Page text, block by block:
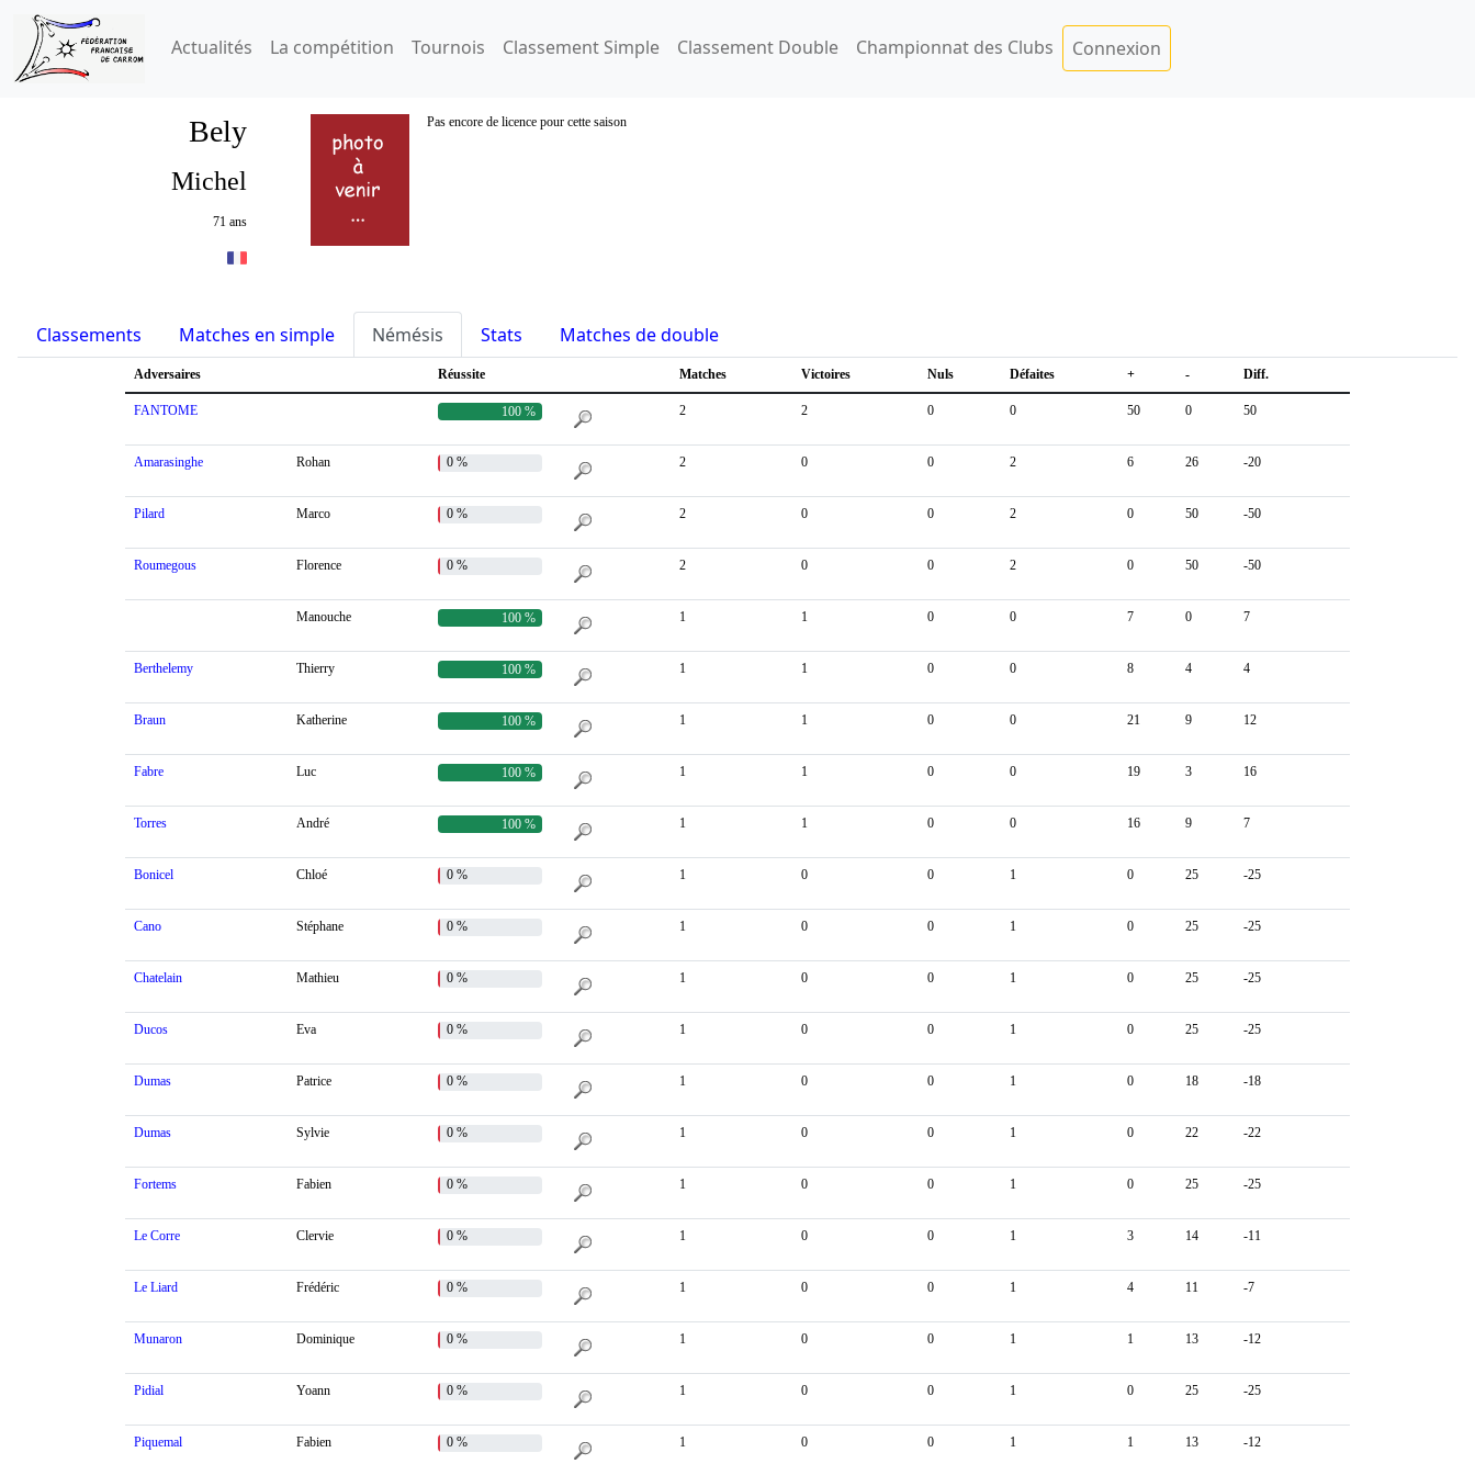
Actualités La compétition Tournois Classement Simple Classement Double Championnat des Clubs Connexion
Bely Pas encore de licence pour cette saison
Michel
71 ans
Classements Matches en simple Némésis Stats Matches de double
Adversaires Réussite Matches Victoires Nuls Défaites + - Diff.
FANTOME 100 % 2 2 0 0 50 0 50
Amarasinghe Rohan 0 % 2 0 0 2 6 26 -20
Pilard Marco 0 % 2 0 0 2 0 50 -50
Roumegous Florence 0 % 2 0 0 2 0 50 -50
Manouche 100 % 1 1 0 0 7 0 7
Berthelemy Thierry 100 % 1 1 0 0 8 4 4
Braun Katherine 100 % 1 1 0 0 21 9 12
Fabre Luc 100 % 1 1 0 0 19 3 16
Torres André 100 % 1 1 0 0 16 9 7
Bonicel Chloé 0 % 1 0 0 1 0 25 -25
Cano Stéphane 0 % 1 0 0 1 0 25 -25
Chatelain Mathieu 0 % 1 0 0 1 0 25 -25
Ducos Eva 0 % 1 0 0 1 0 25 -25
Dumas Patrice 0 % 1 0 0 1 0 18 -18
Dumas Sylvie 0 % 1 0 0 1 0 22 -22
Fortems Fabien 0 % 1 0 0 1 0 25 -25
Le Corre Clervie 0 % 1 0 0 1 3 14 -11
Le Liard Frédéric 0 % 1 0 0 1 4 11 -7
Munaron Dominique 0 % 1 0 0 1 1 13 -12
Pidial Yoann 0 % 1 0 0 1 0 25 -25
Piquemal Fabien 0 % 1 0 0 1 1 13 -12